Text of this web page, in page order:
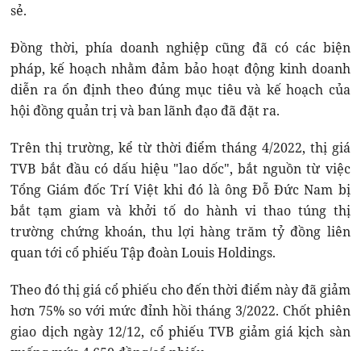
sẻ.
Đồng thời, phía doanh nghiệp cũng đã có các biện
pháp, kế hoạch nhằm đảm bảo hoạt động kinh doanh
diễn ra ổn định theo đúng mục tiêu và kế hoạch của
hội đồng quản trị và ban lãnh đạo đã đặt ra.
Trên thị trường, kể từ thời điểm tháng 4/2022, thị giá
TVB bắt đầu có dấu hiệu "lao dốc", bắt nguồn từ việc
Tổng Giám đốc Trí Việt khi đó là ông Đỗ Đức Nam bị
bắt tạm giam và khởi tố do hành vi thao túng thị
trường chứng khoán, thu lợi hàng trăm tỷ đồng liên
quan tới cổ phiếu Tập đoàn Louis Holdings.
Theo đó thị giá cổ phiếu cho đến thời điểm này đã giảm
hơn 75% so với mức đỉnh hồi tháng 3/2022. Chốt phiên
giao dịch ngày 12/12, cổ phiếu TVB giảm giá kịch sàn